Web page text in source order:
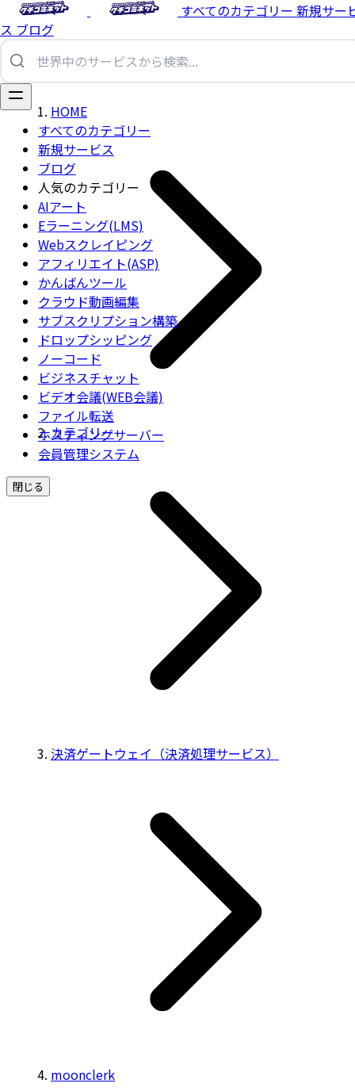
すべてのカテゴリー 新規サー
ス ブログ
すべてのカテゴリー
新規サービス
ブログ
人気のカテゴリー
AIアート
Eラーニング(LMS)
Webスクレイピング
アフィリエイト(ASP)
かんばんツール
クラウド動画編集
サブスクリプション構築
ドロップシッピング
ノーコード
ビジネスチャット
ビデオ会議(WEB会議)
ファイル転送
ホスティングサーバー
会員管理システム
閉じる
HOME
カテゴリー
決済ゲートウェイ（決済処理サービス）
moonclerk